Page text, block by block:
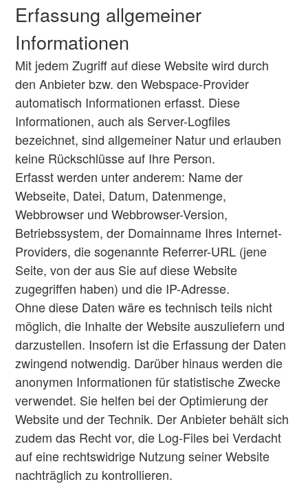
Erfassung allgemeiner
Informationen
Mit jedem Zugriff auf diese Website wird durch
den Anbieter bzw. den Webspace-Provider
automatisch Informationen erfasst. Diese
Informationen, auch als Server-Logfiles
bezeichnet, sind allgemeiner Natur und erlauben
keine Rückschlüsse auf Ihre Person.
Erfasst werden unter anderem: Name der
Webseite, Datei, Datum, Datenmenge,
Webbrowser und Webbrowser-Version,
Betriebssystem, der Domainname Ihres Internet-
Providers, die sogenannte Referrer-URL (jene
Seite, von der aus Sie auf diese Website
zugegriffen haben) und die IP-Adresse.
Ohne diese Daten wäre es technisch teils nicht
möglich, die Inhalte der Website auszuliefern und
darzustellen. Insofern ist die Erfassung der Daten
zwingend notwendig. Darüber hinaus werden die
anonymen Informationen für statistische Zwecke
verwendet. Sie helfen bei der Optimierung der
Website und der Technik. Der Anbieter behält sich
zudem das Recht vor, die Log-Files bei Verdacht
auf eine rechtswidrige Nutzung seiner Website
nachträglich zu kontrollieren.